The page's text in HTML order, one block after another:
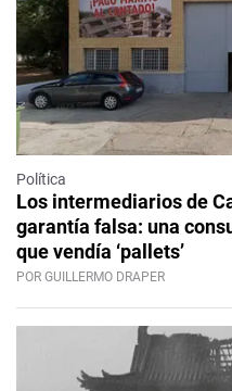
Política
Los intermediarios de
garantía falsa: una
que vendía ‘pallets’
POR GUILLERMO DRAPER